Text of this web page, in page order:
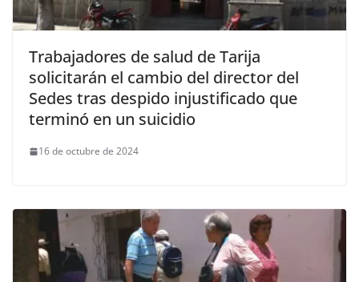
Trabajadores de salud de Tarija
solicitarán el cambio del director del
Sedes tras despido injustificado que
terminó en un suicidio
16 de octubre de 2024